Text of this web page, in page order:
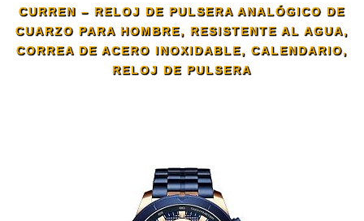
CURREN – RELOJ DE PULSERA ANALÓGICO DE
CUARZO PARA HOMBRE, RESISTENTE AL AGUA,
CORREA DE ACERO INOXIDABLE, CALENDARIO,
RELOJ DE PULSERA